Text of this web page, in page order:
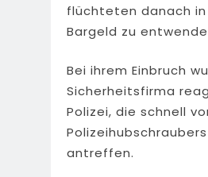
flüchteten danach in
Bargeld zu
Bei ihrem Einbruch
Sicherheitsfirma
Polizei, die schnell
antreffen.